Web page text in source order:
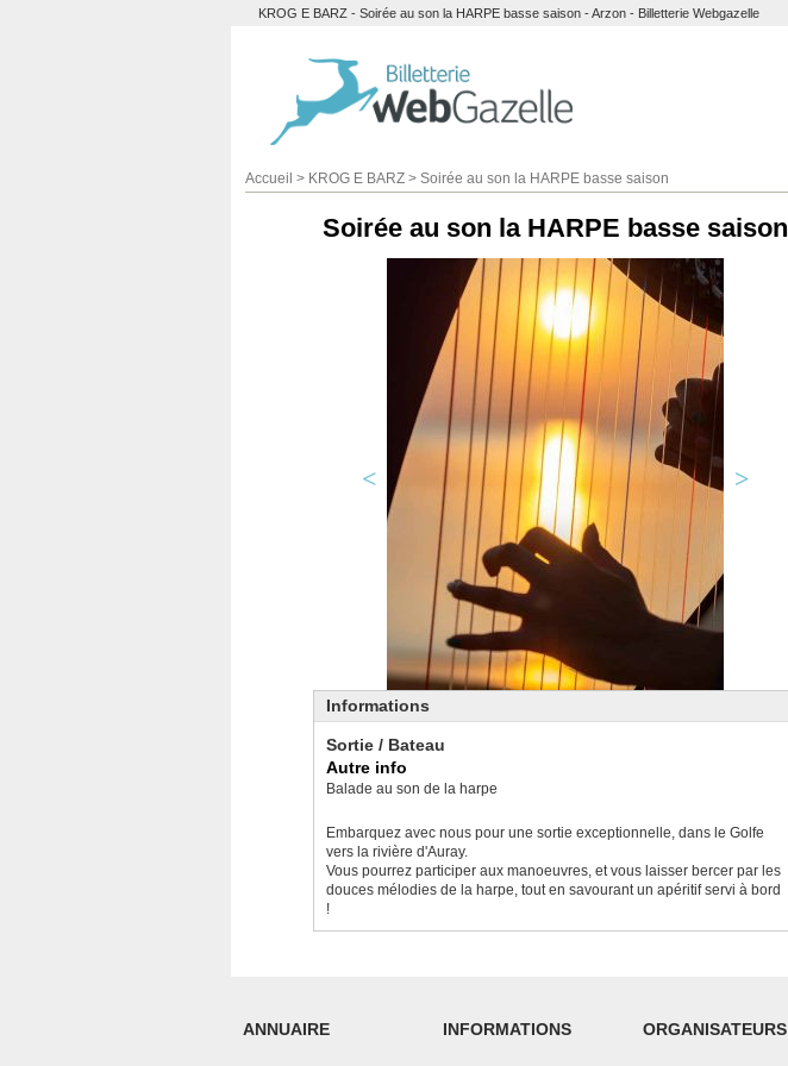
KROG E BARZ - Soirée au son la HARPE basse saison - Arzon - Billetterie Webgazelle
Accueil > KROG E BARZ > Soirée au son la HARPE basse saison
Soirée au son la HARPE basse saison
Informations
Sortie / Bateau
Autre info
Balade au son de la harpe
Embarquez avec nous pour une sortie exceptionnelle, dans le Golfe
vers la rivière d'Auray.
Vous pourrez participer aux manoeuvres, et vous laisser bercer par les
douces mélodies de la harpe, tout en savourant un apéritif servi à bord
!
ANNUAIRE INFORMATIONS ORGANISATEURS